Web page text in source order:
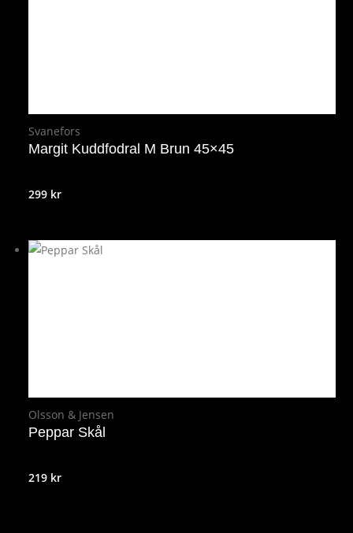
Svanefors
Margit Kuddfodral M Brun 45×45
299 kr
Olsson & Jensen
Peppar Skål
219 kr